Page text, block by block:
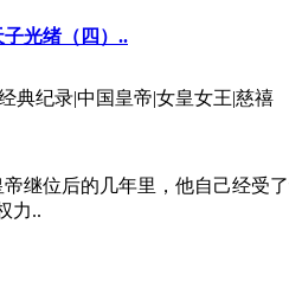
子光绪（四）..
典纪录|中国皇帝|女皇女王|慈禧
继位后的几年里，他自己经受
力..